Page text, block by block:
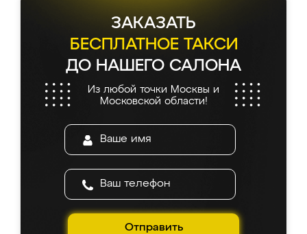
ЗАКАЗАТЬ
БЕСПЛАТНОЕ ТАКСИ
ДО НАШЕГО САЛОНА
Из любой точки Москвы и
Московской области!
Отправить